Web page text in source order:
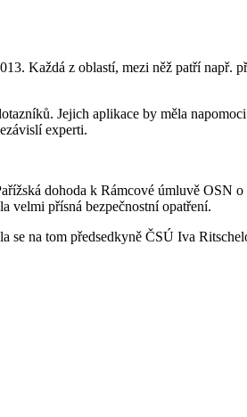
Každá z oblastí, mezi něž patří např.
Jejich aplikace by měla
experti.
dohoda k Rámcové úmluvě OSN
velmi přísná bezpečnostní opatření.
na tom předsedkyně ČSÚ Iva